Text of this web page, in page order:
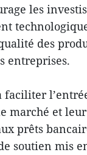
les
des
entreprises.
faciliter
marché et
prêts
soutien mis